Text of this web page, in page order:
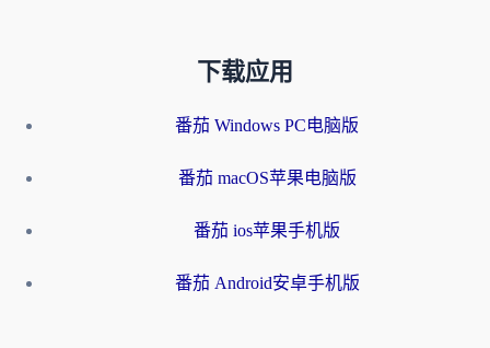
下载应用
番茄 Windows PC电脑版
番茄 macOS苹果电脑版
番茄 ios苹果手机版
番茄 Android安卓手机版